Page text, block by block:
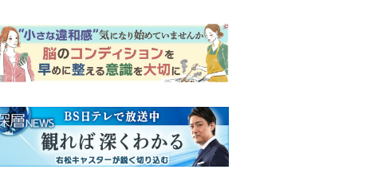
『風、薫る』次週予告。東京
に戻ったりん。シマケンと横
沢が遭遇。「好きです」と告
げたのは…
っと残念な男”をフォローする
しっかり者。樹生の妹を演じ
るのは、齋藤飛鳥さん＜キャ
スト紹介＞
『風、薫る』主演の見上愛
「りんは恋愛に鈍感。やっと